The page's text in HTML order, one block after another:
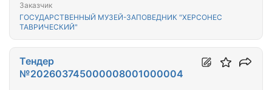
Заказчик
ГОСУДАРСТВЕННЫЙ МУЗЕЙ-ЗАПОВЕДНИК "ХЕРСОНЕС
ТАВРИЧЕСКИЙ"
Тендер
№202603745000008001000004